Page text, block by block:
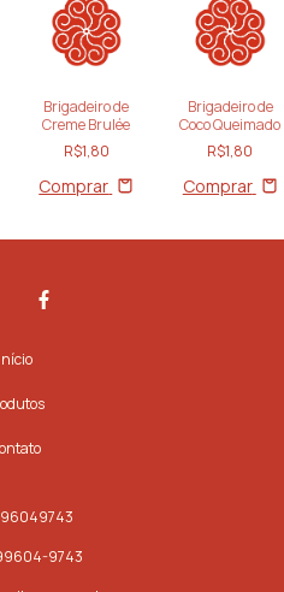
Brigadeiro de
Creme Brulée
R$1,80
Comprar
Brigadeiro de
Coco Queimado
R$1,80
Comprar
Início
9743